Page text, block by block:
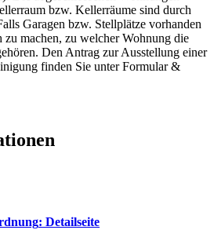
bzw. Kellerräume sind durch
Garagen bzw. Stellplätze vorhanden
zu machen, zu welcher Wohnung die
Den Antrag zur Ausstellung einer
finden Sie unter Formular &
: Detailseite